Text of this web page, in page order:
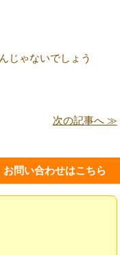
じゃないでしょう
次の記事へ ≫
問い合わせはこちら